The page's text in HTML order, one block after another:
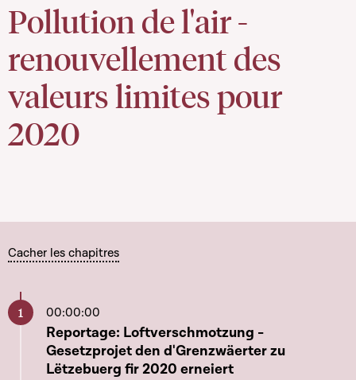
Pollution de l'air -
renouvellement des
valeurs limites pour
2020
Cacher les chapitres
00:00:00
Aller à ce chapitre
Reportage: Loftverschmotzung -
Gesetzprojet den d'Grenzwäerter zu
Lëtzebuerg fir 2020 erneiert